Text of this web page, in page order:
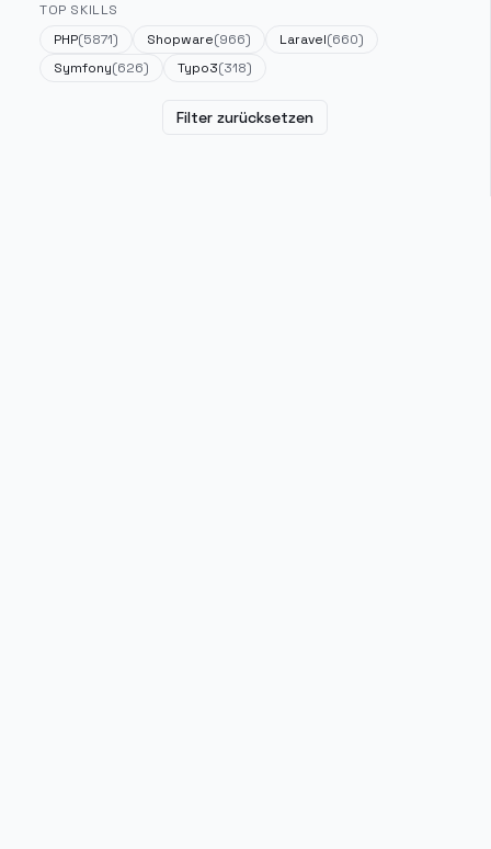
TOP SKILLS
PHP(5871) Shopware(966) Laravel(660)
Symfony(626) Typo3(318)
Filter zurücksetzen